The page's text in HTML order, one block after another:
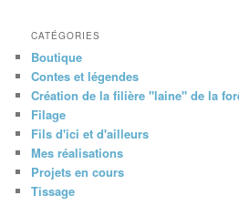
CATÉGORIES
Boutique
Contes et légendes
Création de la filière "laine" de la
Filage
Fils d'ici et d'ailleurs
Mes réalisations
Projets en cours
Tissage